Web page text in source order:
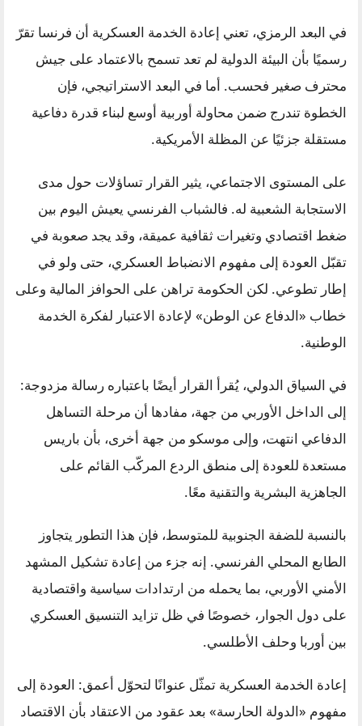
في البعد الرمزي، تعني إعادة الخدمة العسكرية أن فرنسا تقرّ
رسميًا بأن البيئة الدولية لم تعد تسمح بالاعتماد على جيش
محترف صغير فحسب. أما في البعد الاستراتيجي، فإن
الخطوة تندرج ضمن محاولة أوربية أوسع لبناء قدرة دفاعية
مستقلة جزئيًا عن المظلة الأمريكية.
على المستوى الاجتماعي، يثير القرار تساؤلات حول مدى
الاستجابة الشعبية له. فالشباب الفرنسي يعيش اليوم بين
ضغط اقتصادي وتغيرات ثقافية عميقة، وقد يجد صعوبة في
تقبّل العودة إلى مفهوم الانضباط العسكري، حتى ولو في
إطار تطوعي. لكن الحكومة تراهن على الحوافز المالية وعلى
خطاب «الدفاع عن الوطن» لإعادة الاعتبار لفكرة الخدمة
الوطنية.
في السياق الدولي، يُقرأ القرار أيضًا باعتباره رسالة مزدوجة:
إلى الداخل الأوربي من جهة، مفادها أن مرحلة التساهل
الدفاعي انتهت، وإلى موسكو من جهة أخرى، بأن باريس
مستعدة للعودة إلى منطق الردع المركّب القائم على
الجاهزية البشرية والتقنية معًا.
بالنسبة للضفة الجنوبية للمتوسط، فإن هذا التطور يتجاوز
الطابع المحلي الفرنسي. إنه جزء من إعادة تشكيل المشهد
الأمني الأوربي، بما يحمله من ارتدادات سياسية واقتصادية
على دول الجوار، خصوصًا في ظل تزايد التنسيق العسكري
بين أوربا وحلف الأطلسي.
إعادة الخدمة العسكرية تمثّل عنوانًا لتحوّل أعمق: العودة إلى
مفهوم «الدولة الحارسة» بعد عقود من الاعتقاد بأن الاقتصاد